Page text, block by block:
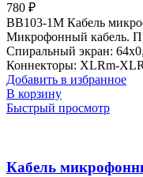
780 ₽
BB103-1M Кабель
Микрофонный кабель.
Спиральный экран:
Коннекторы: XLRm-
Добавить в избранное
В корзину
Быстрый просмотр
Кабель